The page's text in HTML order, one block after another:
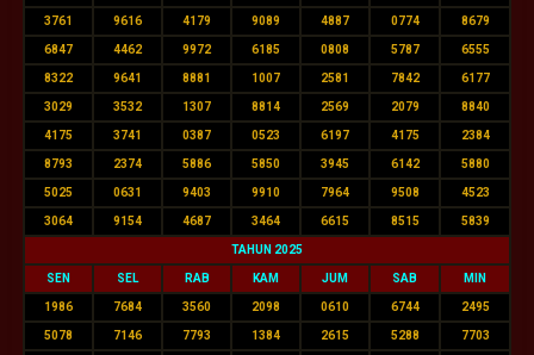
3761 9616 4179 9089 4887 0774 8679
6847 4462 9972 6185 0808 5787 6555
8322 9641 8881 1007 2581 7842 6177
3029 3532 1307 8814 2569 2079 8840
4175 3741 0387 0523 6197 4175 2384
8793 2374 5886 5850 3945 6142 5880
5025 0631 9403 9910 7964 9508 4523
3064 9154 4687 3464 6615 8515 5839
TAHUN 2025
SEN SEL RAB KAM JUM SAB MIN
1986 7684 3560 2098 0610 6744 2495
5078 7146 7793 1384 2615 5288 7703